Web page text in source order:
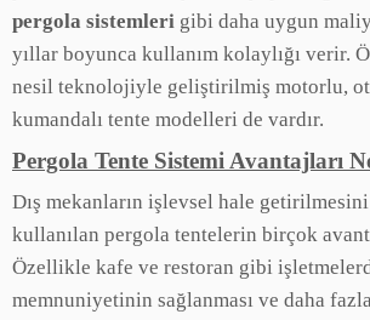
pergola sistemleri gibi daha uygun
yıllar boyunca kullanım kolaylığı verir.
nesil teknolojiyle geliştirilmiş motorlu,
kumandalı tente modelleri de vardır.
Pergola Tente Sistemi Avantajları
Dış mekanların işlevsel hale
kullanılan pergola tentelerin birçok
Özellikle kafe ve restoran gibi
memnuniyetinin sağlanması ve daha